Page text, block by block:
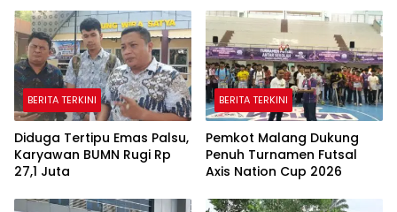
BERITA TERKINI
Diduga Tertipu Emas Palsu,
Karyawan BUMN Rugi Rp
27,1 Juta
BERITA TERKINI
Pemkot Malang Dukung
Penuh Turnamen Futsal
Axis Nation Cup 2026